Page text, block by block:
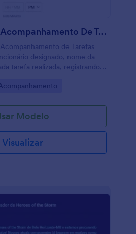
Formulário De Acompanhamento De Tarefas
de Tarefas
designado, nome da
tarefa realizada, registrando o
receber arquivos ou
de Tarefas servirá para
diário das tarefas. Você
modelo utilizando o Criador
para integrar com outros
adicionar, remover ou alterar
Modelo
Visualizar